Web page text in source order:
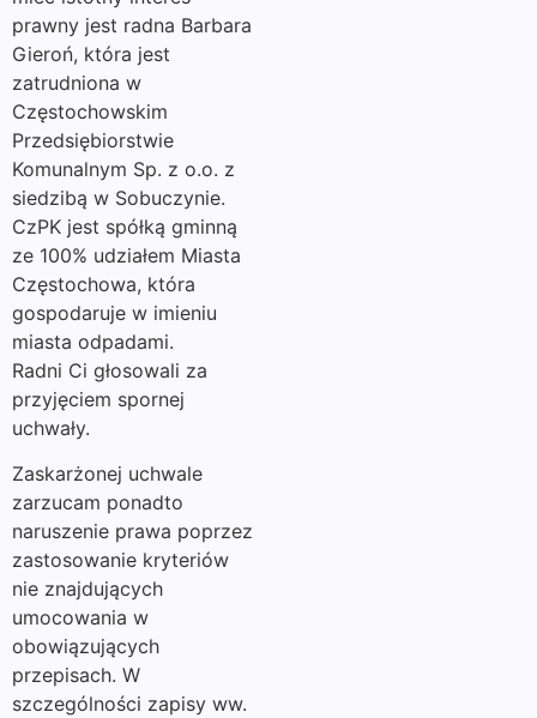
prawny jest radna Barbara
Gieroń, która jest
zatrudniona w
Częstochowskim
Przedsiębiorstwie
Komunalnym Sp. z o.o. z
siedzibą w Sobuczynie.
CzPK jest spółką gminną
ze 100% udziałem Miasta
Częstochowa, która
gospodaruje w imieniu
miasta odpadami.
Radni Ci głosowali za
przyjęciem spornej
uchwały.
Zaskarżonej uchwale
zarzucam ponadto
naruszenie prawa poprzez
zastosowanie kryteriów
nie znajdujących
umocowania w
obowiązujących
przepisach. W
szczególności zapisy ww.